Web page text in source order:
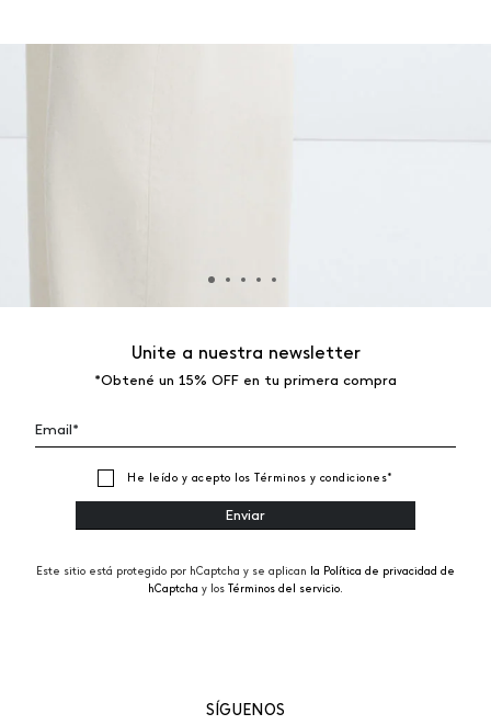
Unite a nuestra newsletter
*Obtené un 15% OFF en tu primera compra
He leído y acepto los Términos y condiciones*
Este sitio está protegido por hCaptcha y se aplican la Política de privacidad de
hCaptcha y los Términos del servicio.
SÍGUENOS